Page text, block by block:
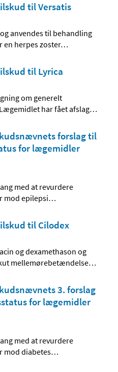
til Versatis
anvendes til behandling
en herpes zoster…
til Lyrica
om generelt
har fået afslag…
forslag til
for lægemidler
med at revurdere
mod epilepsi…
til Cilodex
og dexamethason og
mellemørebetændelse…
3. forslag
for lægemidler
med at revurdere
mod diabetes…